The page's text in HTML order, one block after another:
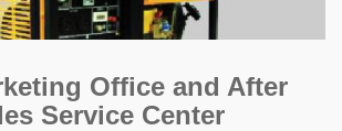
Office and After
Service Center